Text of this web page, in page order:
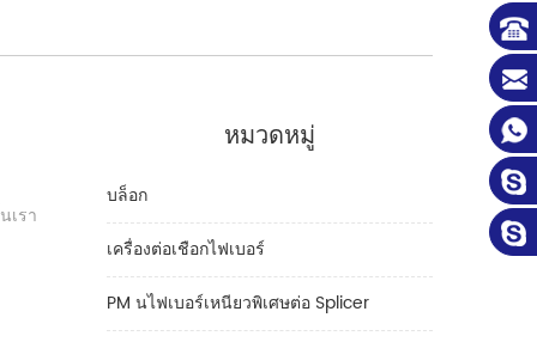
หมวดหมู่
บล็อก
เครื่องต่อเชือกไฟเบอร์
PM นไฟเบอร์เหนียวพิเศษต่อ Splicer
เรา